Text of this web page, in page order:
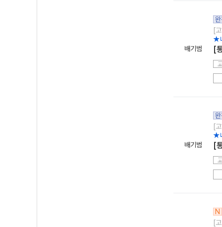
배기범
[
★
[
배기범
[
★
[
N
[